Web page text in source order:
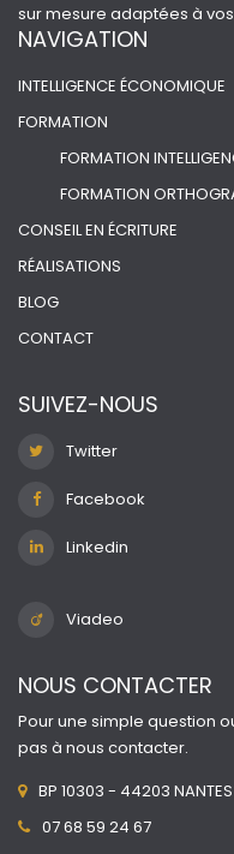
sur mesure adaptées à
NAVIGATION
INTELLIGENCE ÉCONOMIQUE
FORMATION
FORMATION
FORMATION
CONSEIL EN ÉCRITURE
RÉALISATIONS
BLOG
CONTACT
SUIVEZ-NOUS
Twitter
Facebook
Linkedin
Viadeo
NOUS CONTACTER
Pour une simple question
pas à nous contacter.
BP 10303 - 44203 NANTES
07 68 59 24 67